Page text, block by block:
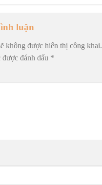
luận
không được hiển thị công khai.
đánh dấu *